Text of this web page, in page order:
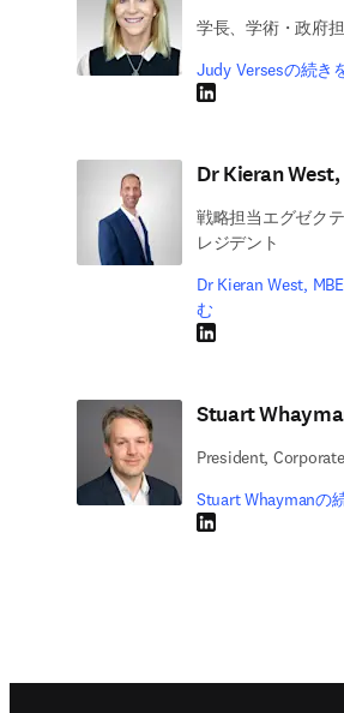
学長、学術・政府
Judy Versesの続き
LinkedIn 新しいタ
Dr Kieran West,
戦略担当エグゼク
レジデント
Dr Kieran West,
む
LinkedIn 新しいタ
Stuart
President,
Stuart Whaymanの
LinkedIn 新しいタ